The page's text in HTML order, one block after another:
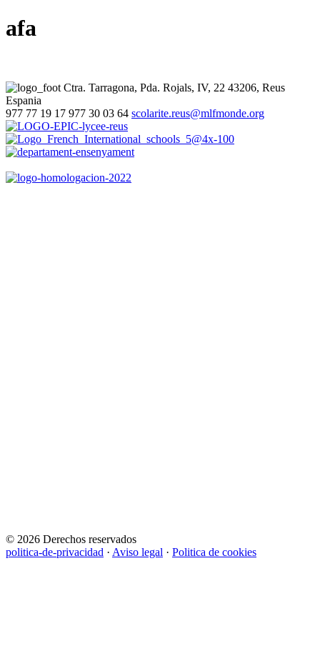
afa
Ctra. Tarragona, Pda. Rojals, IV, 22 43206, Reus
Espania
977 77 19 17 977 30 03 64 scolarite.reus@mlfmonde.org
© 2026 Derechos reservados
politica-de-privacidad · Aviso legal · Politica de cookies